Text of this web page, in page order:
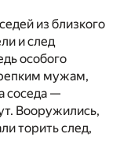
из близкого
и след
особого
мужам,
соседа —
Вооружились,
торить след,